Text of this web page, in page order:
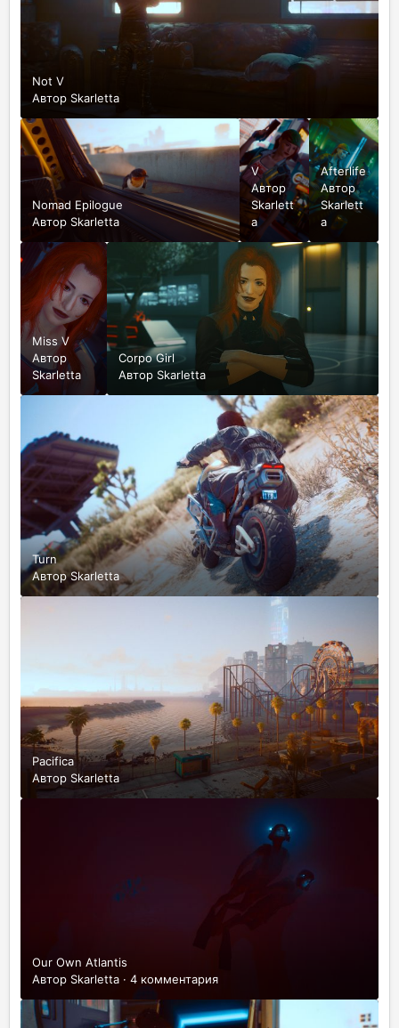
Not V
Автор Skarletta
Nomad Epilogue
Автор Skarletta
V
Автор
Skarlett
a
Afterlife
Автор
Skarlett
a
Miss V
Автор
Skarletta
Corpo Girl
Автор Skarletta
Turn
АвторSkarletta
Pacifica
Автор Skarletta
Our Own Atlantis
Автор Skarletta · 4 комментария